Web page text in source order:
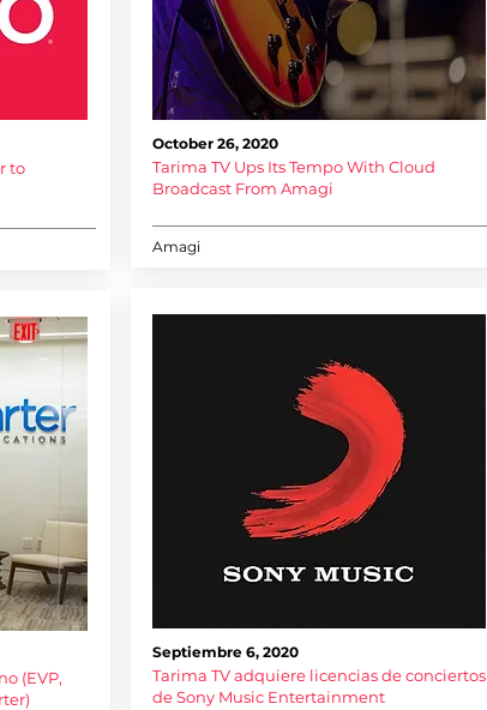
to
(EVP,
October 26, 2020
Tarima TV Ups Its Tempo With Cloud
Broadcast From Amagi
Amagi
Septiembre 6, 2020
Tarima TV adquiere licencias de conciertos
de Sony Music Entertainment